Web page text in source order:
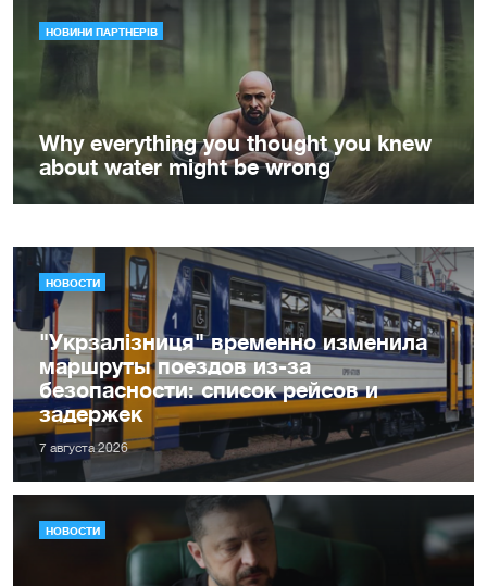
НОВОСТИ
"Укрзалізниця" временно изменила
маршруты поездов из-за
безопасности: список рейсов и
задержек
7 августа 2026
НОВОСТИ